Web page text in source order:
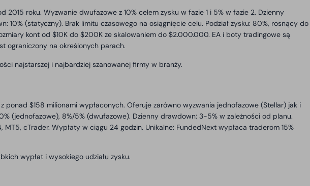
roku. Wyzwanie dwufazowe z 10% celem zysku w fazie 1 i 5% w fazie 2. Dzienny
10% (statyczny). Brak limitu czasowego na osiągnięcie celu. Podział zysku: 80%, rosnący do
kont od $10K do $200K ze skalowaniem do $2.000.000. EA i boty tradingowe są
ograniczony na określonych parach.
najstarszej i najbardziej szanowanej firmy w branży.
ponad $158 milionami wypłaconych. Oferuje zarówno wyzwania jednofazowe (Stellar) jak i
(jednofazowe), 8%/5% (dwufazowe). Dzienny drawdown: 3-5% w zależności od planu.
MT5, cTrader. Wypłaty w ciągu 24 godzin. Unikalne: FundedNext wypłaca traderom 15%
wypłat i wysokiego udziału zysku.